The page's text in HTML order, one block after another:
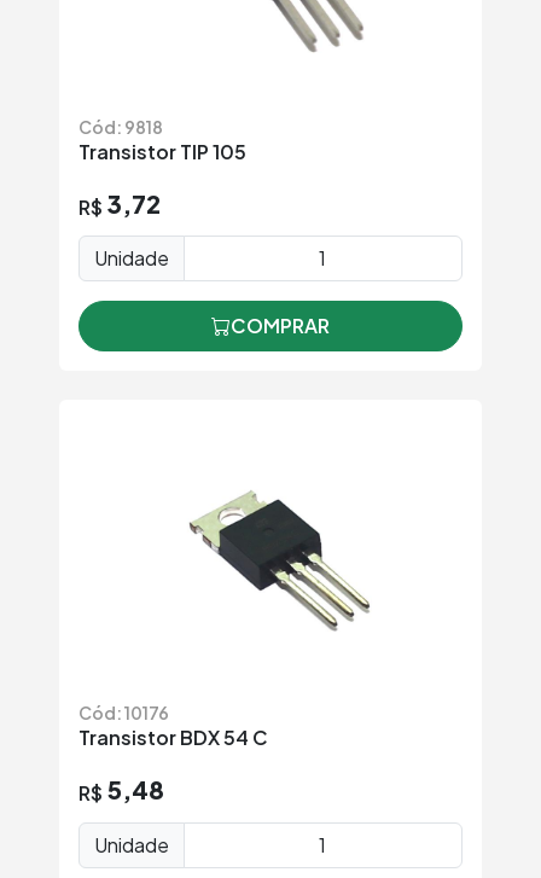
Cód: 9818
Transistor TIP 105
R$ 3,72
Unidade
COMPRAR
Cód: 10176
Transistor BDX 54 C
R$ 5,48
Unidade